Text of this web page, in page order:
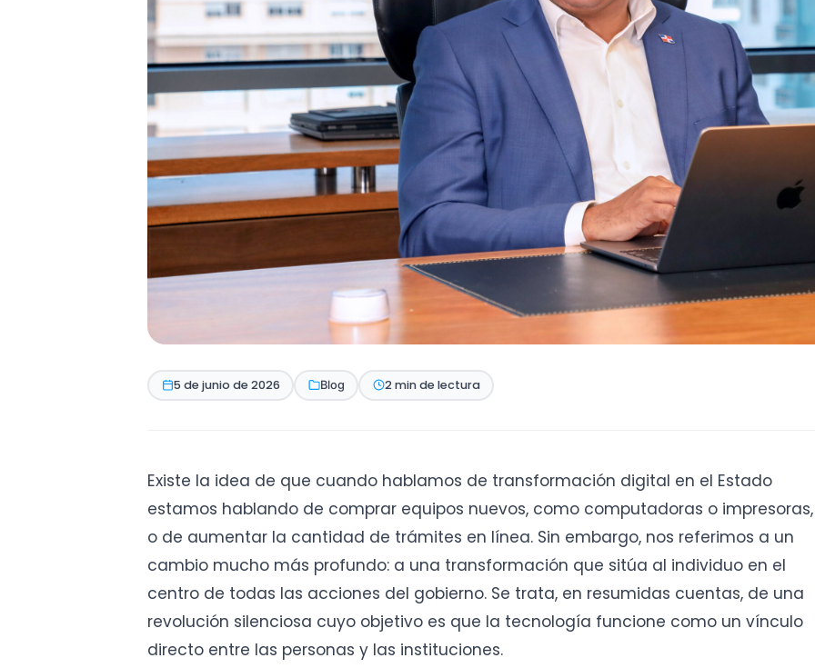
5 de junio de 2026 Blog 2 min de lectura
Existe la idea de que cuando hablamos de transformación digital en el Estado
estamos hablando de comprar equipos nuevos, como computadoras o impresoras,
o de aumentar la cantidad de trámites en línea. Sin embargo, nos referimos a un
cambio mucho más profundo: a una transformación que sitúa al individuo en el
centro de todas las acciones del gobierno. Se trata, en resumidas cuentas, de una
revolución silenciosa cuyo objetivo es que la tecnología funcione como un vínculo
directo entre las personas y las instituciones.